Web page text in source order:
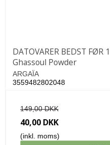
DATOVARER BEDST
Ghassoul Powder
ARGAÏA
3559482802048
149,00 DKK
40,00 DKK
(inkl. moms)